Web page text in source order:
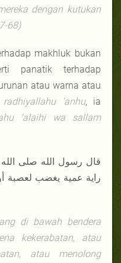
dengan kutukan
68)
makhluk bukan
panatik terhadap
atau warna atau
radhiyallahu ‘anhu, ia
‘alaihi wa sallam
قال رسول الله صلى
راية عمية يغضب لعصبة
di bawah bendera
kekerabatan, atau
atau menolong